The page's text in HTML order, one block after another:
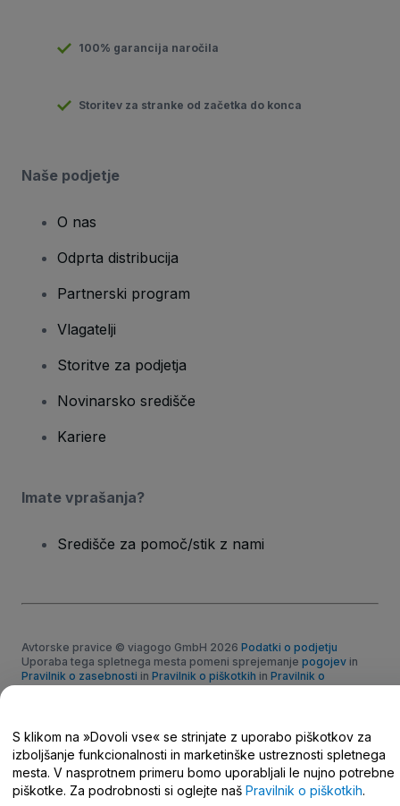
100% garancija naročila
Storitev za stranke od začetka do konca
Naše podjetje
O nas
Odprta distribucija
Partnerski program
Vlagatelji
Storitve za podjetja
Novinarsko središče
Kariere
Imate vprašanja?
Središče za pomoč/stik z nami
Avtorske pravice © viagogo GmbH 2026 Podatki o podjetju
Uporaba tega spletnega mesta pomeni sprejemanje pogojev in
Pravilnik o zasebnosti in Pravilnik o piškotkih in Pravilnik o
zasebnosti za mobilne naprave
S klikom na »Dovoli vse« se strinjate z uporabo piškotkov za
izboljšanje funkcionalnosti in marketinške ustreznosti spletnega
mesta. V nasprotnem primeru bomo uporabljali le nujno potrebne
piškotke. Za podrobnosti si oglejte naš Pravilnik o piškotkih.